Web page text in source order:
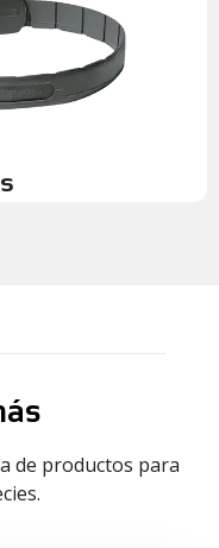
mundial en etología
sino biotecnológica,
químicas naturales.
de productos para